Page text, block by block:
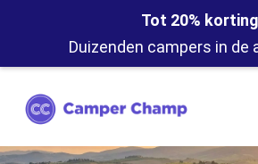
Tot 20% korting
Duizenden campers in de